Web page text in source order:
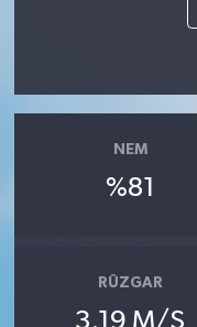
NEM
%81
RÜZGAR
3.19 M/S